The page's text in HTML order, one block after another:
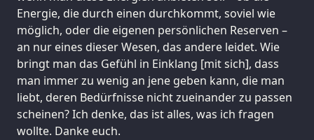
Energie, die durch einen durchkommt, soviel wie
möglich, oder die eigenen persönlichen Reserven –
an nur eines dieser Wesen, das andere leidet. Wie
bringt man das Gefühl in Einklang [mit sich], dass
man immer zu wenig an jene geben kann, die man
liebt, deren Bedürfnisse nicht zueinander zu passen
scheinen? Ich denke, das ist alles, was ich fragen
wollte. Danke euch.